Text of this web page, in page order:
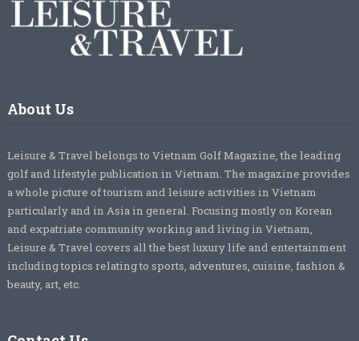
About Us
Leisure & Travel belongs to Vietnam Golf Magazine, the leading
golf and lifestyle publication in Vietnam. The magazine provides
a whole picture of tourism and leisure activities in Vietnam
particularly and in Asia in general. Focusing mostly on Korean
and expatriate community working and living in Vietnam,
Leisure & Travel covers all the best luxury life and entertainment
including topics relating to sports, adventures, cuisine, fashion &
beauty, art, etc.